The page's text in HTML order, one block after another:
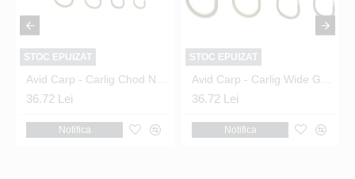
STOC EPUIZAT
36.72 Lei
Notifica
STOC EPUIZAT
36.72 Lei
Notifica